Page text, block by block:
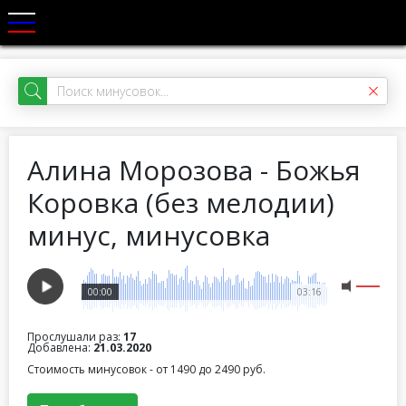
Алина Морозова - Божья
Коровка (без мелодии)
минус, минусовка
03:16
00:00
Прослушали раз: 17
Добавлена: 21.03.2020
Стоимость минусовок - от 1490 до 2490 руб.